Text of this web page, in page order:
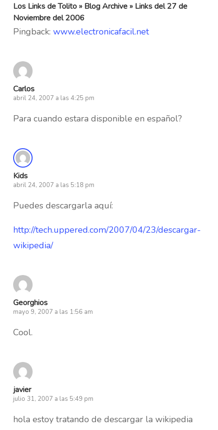
Los Links de Tolito » Blog Archive » Links del 27 de
Noviembre del 2006
Pingback: www.electronicafacil.net
Carlos
abril 24, 2007 a las 4:25 pm
Para cuando estara disponible en español?
Kids
abril 24, 2007 a las 5:18 pm
Puedes descargarla aquí:
http://tech.uppered.com/2007/04/23/descargar-
wikipedia/
Georghios
mayo 9, 2007 a las 1:56 am
Cool.
javier
julio 31, 2007 a las 5:49 pm
hola estoy tratando de descargar la wikipedia